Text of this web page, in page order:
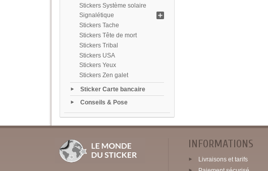
Stickers Système solaire
Signalétique
Stickers Tache
Stickers Tête de mort
Stickers Tribal
Stickers USA
Stickers Yeux
Stickers Zen galet
Sticker Carte bancaire
Conseils & Pose
INFORMATIONS
Livraisons et tarifs